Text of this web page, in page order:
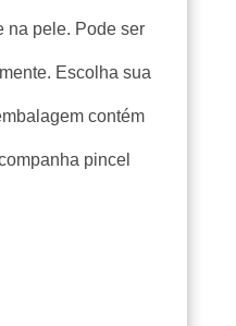
na pele. Pode ser
Escolha sua
contém
pincel